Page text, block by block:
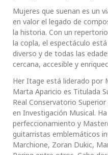
Mujeres que suenan es un
en valor el legado de
la historia. Con un
la copla, el espectáculo
diverso y de todas las
cercana, accesible y
Her Itage está liderado por
Marta Aparicio es Titulada
Real Conservatorio
en Investigación Musical.
perfeccionamiento y
guitarristas emblemáticos
Marchione, Zoran Dukic,